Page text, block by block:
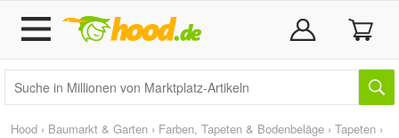
Hood › Baumarkt & Garten › Farben, Tapeten & Bodenbeläge › Tapeten ›